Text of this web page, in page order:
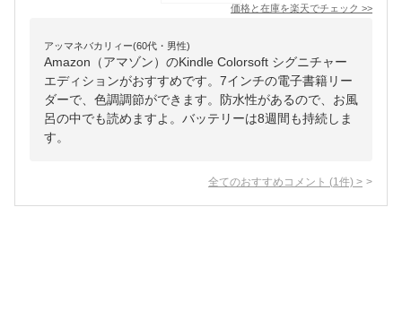
価格と在庫を楽天でチェック >>
アッマネバカリィー(60代・男性)
Amazon（アマゾン）のKindle Colorsoft シグニチャー
エディションがおすすめです。7インチの電子書籍リー
ダーで、色調調節ができます。防水性があるので、お風
呂の中でも読めますよ。バッテリーは8週間も持続しま
す。
全てのおすすめコメント (1 件) >